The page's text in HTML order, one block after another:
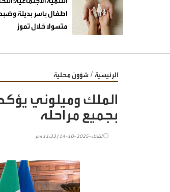
متسولا خلال تموز
الرئيسية / شؤون محلية
الملك وميلوني
بجميع مراحله
الثلاثاء-2025-10-14 | 11:33 pm